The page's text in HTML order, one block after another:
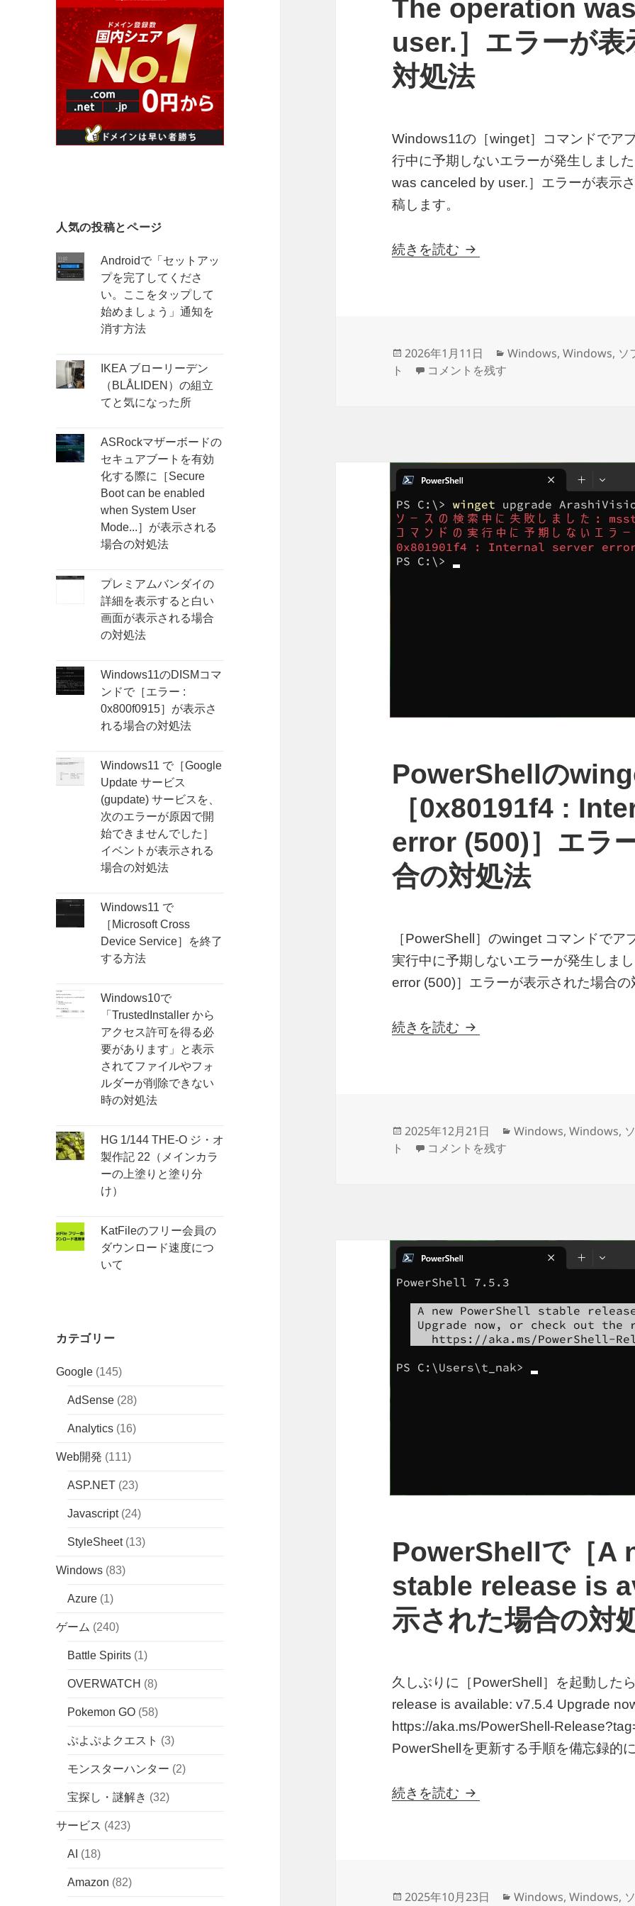
人気の投稿とページ
Androidで「セットアッ
プを完了してくださ
い。ここをタップして
始めましょう」通知を
消す方法
IKEA ブローリーデン
（BLÅLIDEN）の組立
てと気になった所
ASRockマザーボードの
セキュアブートを有効
化する際に［Secure
Boot can be enabled
when System User
Mode...］が表示される
場合の対処法
プレミアムバンダイの
詳細を表示すると白い
画面が表示される場合
の対処法
Windows11のDISMコマ
ンドで［エラー :
0x800f0915］が表示さ
れる場合の対処法
Windows11 で［Google
Update サービス
(gupdate) サービスを、
次のエラーが原因で開
始できませんでした］
イベントが表示される
場合の対処法
Windows11 で
［Microsoft Cross
Device Service］を終了
する方法
Windows10で
「TrustedInstaller から
アクセス許可を得る必
要があります」と表示
されてファイルやフォ
ルダーが削除できない
時の対処法
HG 1/144 THE-O ジ・オ
製作記 22（メインカラ
ーの上塗りと塗り分
け）
KatFileのフリー会員の
ダウンロード速度につ
いて
カテゴリー
Google (145)
AdSense (28)
Analytics (16)
Web開発 (111)
ASP.NET (23)
Javascript(24)
StyleSheet(13)
Windows (83)
Azure (1)
ゲーム (240)
Battle Spirits (1)
OVERWATCH (8)
Pokemon GO (58)
ぷよぷよクエスト (3)
モンスターハンター (2)
宝探し・謎解き (32)
サービス (423)
AI (18)
Amazon (82)
The operation
user.］エラーが
対処法
Windows11の［winget］コマンドでア
行中に予期しないエラーが発生しまし
was canceled by user.］エラーが表示
稿します。
続きを読む wingetコマンドで［
投
2026年1月11日
カ
Windows,Windows, ソ
ト
wingetコマンドで［0x80704c7 : The
コメントを残す
PowerShellの
［0x80191f4 :
error (500)］エラ
合の対処法
［PowerShell］のwinget コマンドで
実行中に予期しないエラーが発生しま
error (500)］エラーが表示された場合
続きを読む PowerShellのwingetコマン
投
2025年12月21日
カ
Windows,Windows,
ト
PowerShellのwingetコマンドで［
コメントを残す
PowerShellで［A
stable release is
示された場合の対
久しぶりに［PowerShell］を起動した
release is available: v7.5.4 Upgrade
https://aka.ms/PowerShell-
PowerShellを更新する手順を備忘録的
続きを読む PowerShellで［A new
投
2025年10月23日
カ
Windows,Windows,